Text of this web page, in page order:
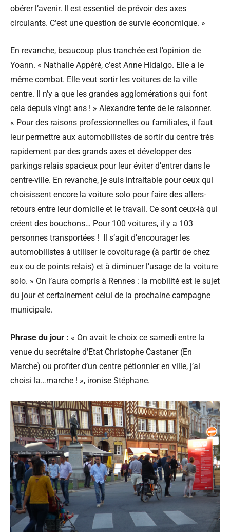
obérer l’avenir. Il est essentiel de prévoir des axes
circulants. C’est une question de survie économique. »
En revanche, beaucoup plus tranchée est l’opinion de
Yoann. « Nathalie Appéré, c’est Anne Hidalgo. Elle a le
même combat. Elle veut sortir les voitures de la ville
centre. Il n’y a que les grandes agglomérations qui font
cela depuis vingt ans ! » Alexandre tente de le raisonner.
« Pour des raisons professionnelles ou familiales, il faut
leur permettre aux automobilistes de sortir du centre très
rapidement par des grands axes et développer des
parkings relais spacieux pour leur éviter d’entrer dans le
centre-ville. En revanche, je suis intraitable pour ceux qui
choisissent encore la voiture solo pour faire des allers-
retours entre leur domicile et le travail. Ce sont ceux-là qui
créent des bouchons… Pour 100 voitures, il y a 103
personnes transportées ! Il s’agit d’encourager les
automobilistes à utiliser le covoiturage (à partir de chez
eux ou de points relais) et à diminuer l’usage de la voiture
solo. » On l’aura compris à Rennes : la mobilité est le sujet
du jour et certainement celui de la prochaine campagne
municipale.
Phrase du jour : « On avait le choix ce samedi entre la
venue du secrétaire d’Etat Christophe Castaner (En
Marche) ou profiter d’un centre pétionnier en ville, j’ai
choisi la…marche ! », ironise Stéphane.